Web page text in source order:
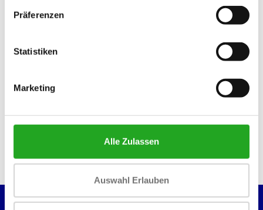
Präferenzen
Statistiken
Marketing
Alle Zulassen
Auswahl Erlauben
Kundenservice